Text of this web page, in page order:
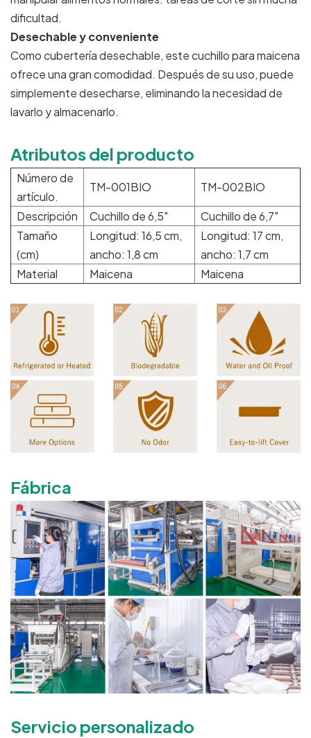
dificultad.
Desechable y conveniente
Como cubertería desechable, este cuchillo para maicena
ofrece una gran comodidad. Después de su uso, puede
simplemente desecharse, eliminando la necesidad de
lavarlo y almacenarlo.
Atributos del producto
Número de
artículo.
TM-001BIO
TM-002BIO
Descripción
Cuchillo de 6,5"
Cuchillo de 6,7"
Tamaño
(cm)
Longitud: 16,5 cm,
ancho: 1,8 cm
Longitud: 17 cm,
ancho: 1,7 cm
Material
Maicena Maicena
Fábrica
Servicio personalizado